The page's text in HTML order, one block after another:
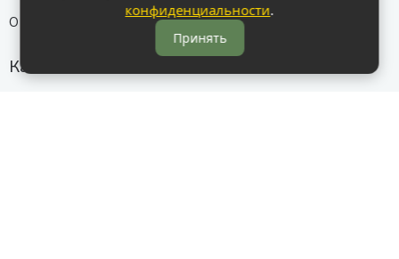
О нас
Каталог
конфиденциальности.
Принять